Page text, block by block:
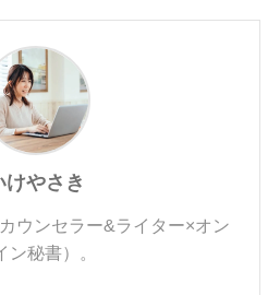
けやさき
ウンセラー&ライター×オン
ン秘書）。